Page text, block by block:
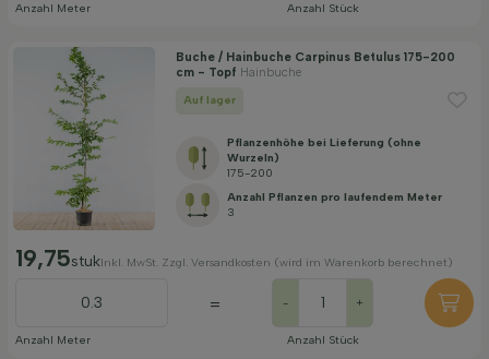
Anzahl Meter Anzahl Stück
Buche / Hainbuche Carpinus Betulus 175-200
cm - Topf Hainbuche
Auf lager
Pflanzenhöhe bei Lieferung (ohne
Wurzeln)
175-200
Anzahl Pflanzen pro laufendem Meter
3
19,75stukInkl. MwSt. Zzgl. Versandkosten (wird im Warenkorb berechnet)
Anzahl Meter
= - +
Anzahl Stück